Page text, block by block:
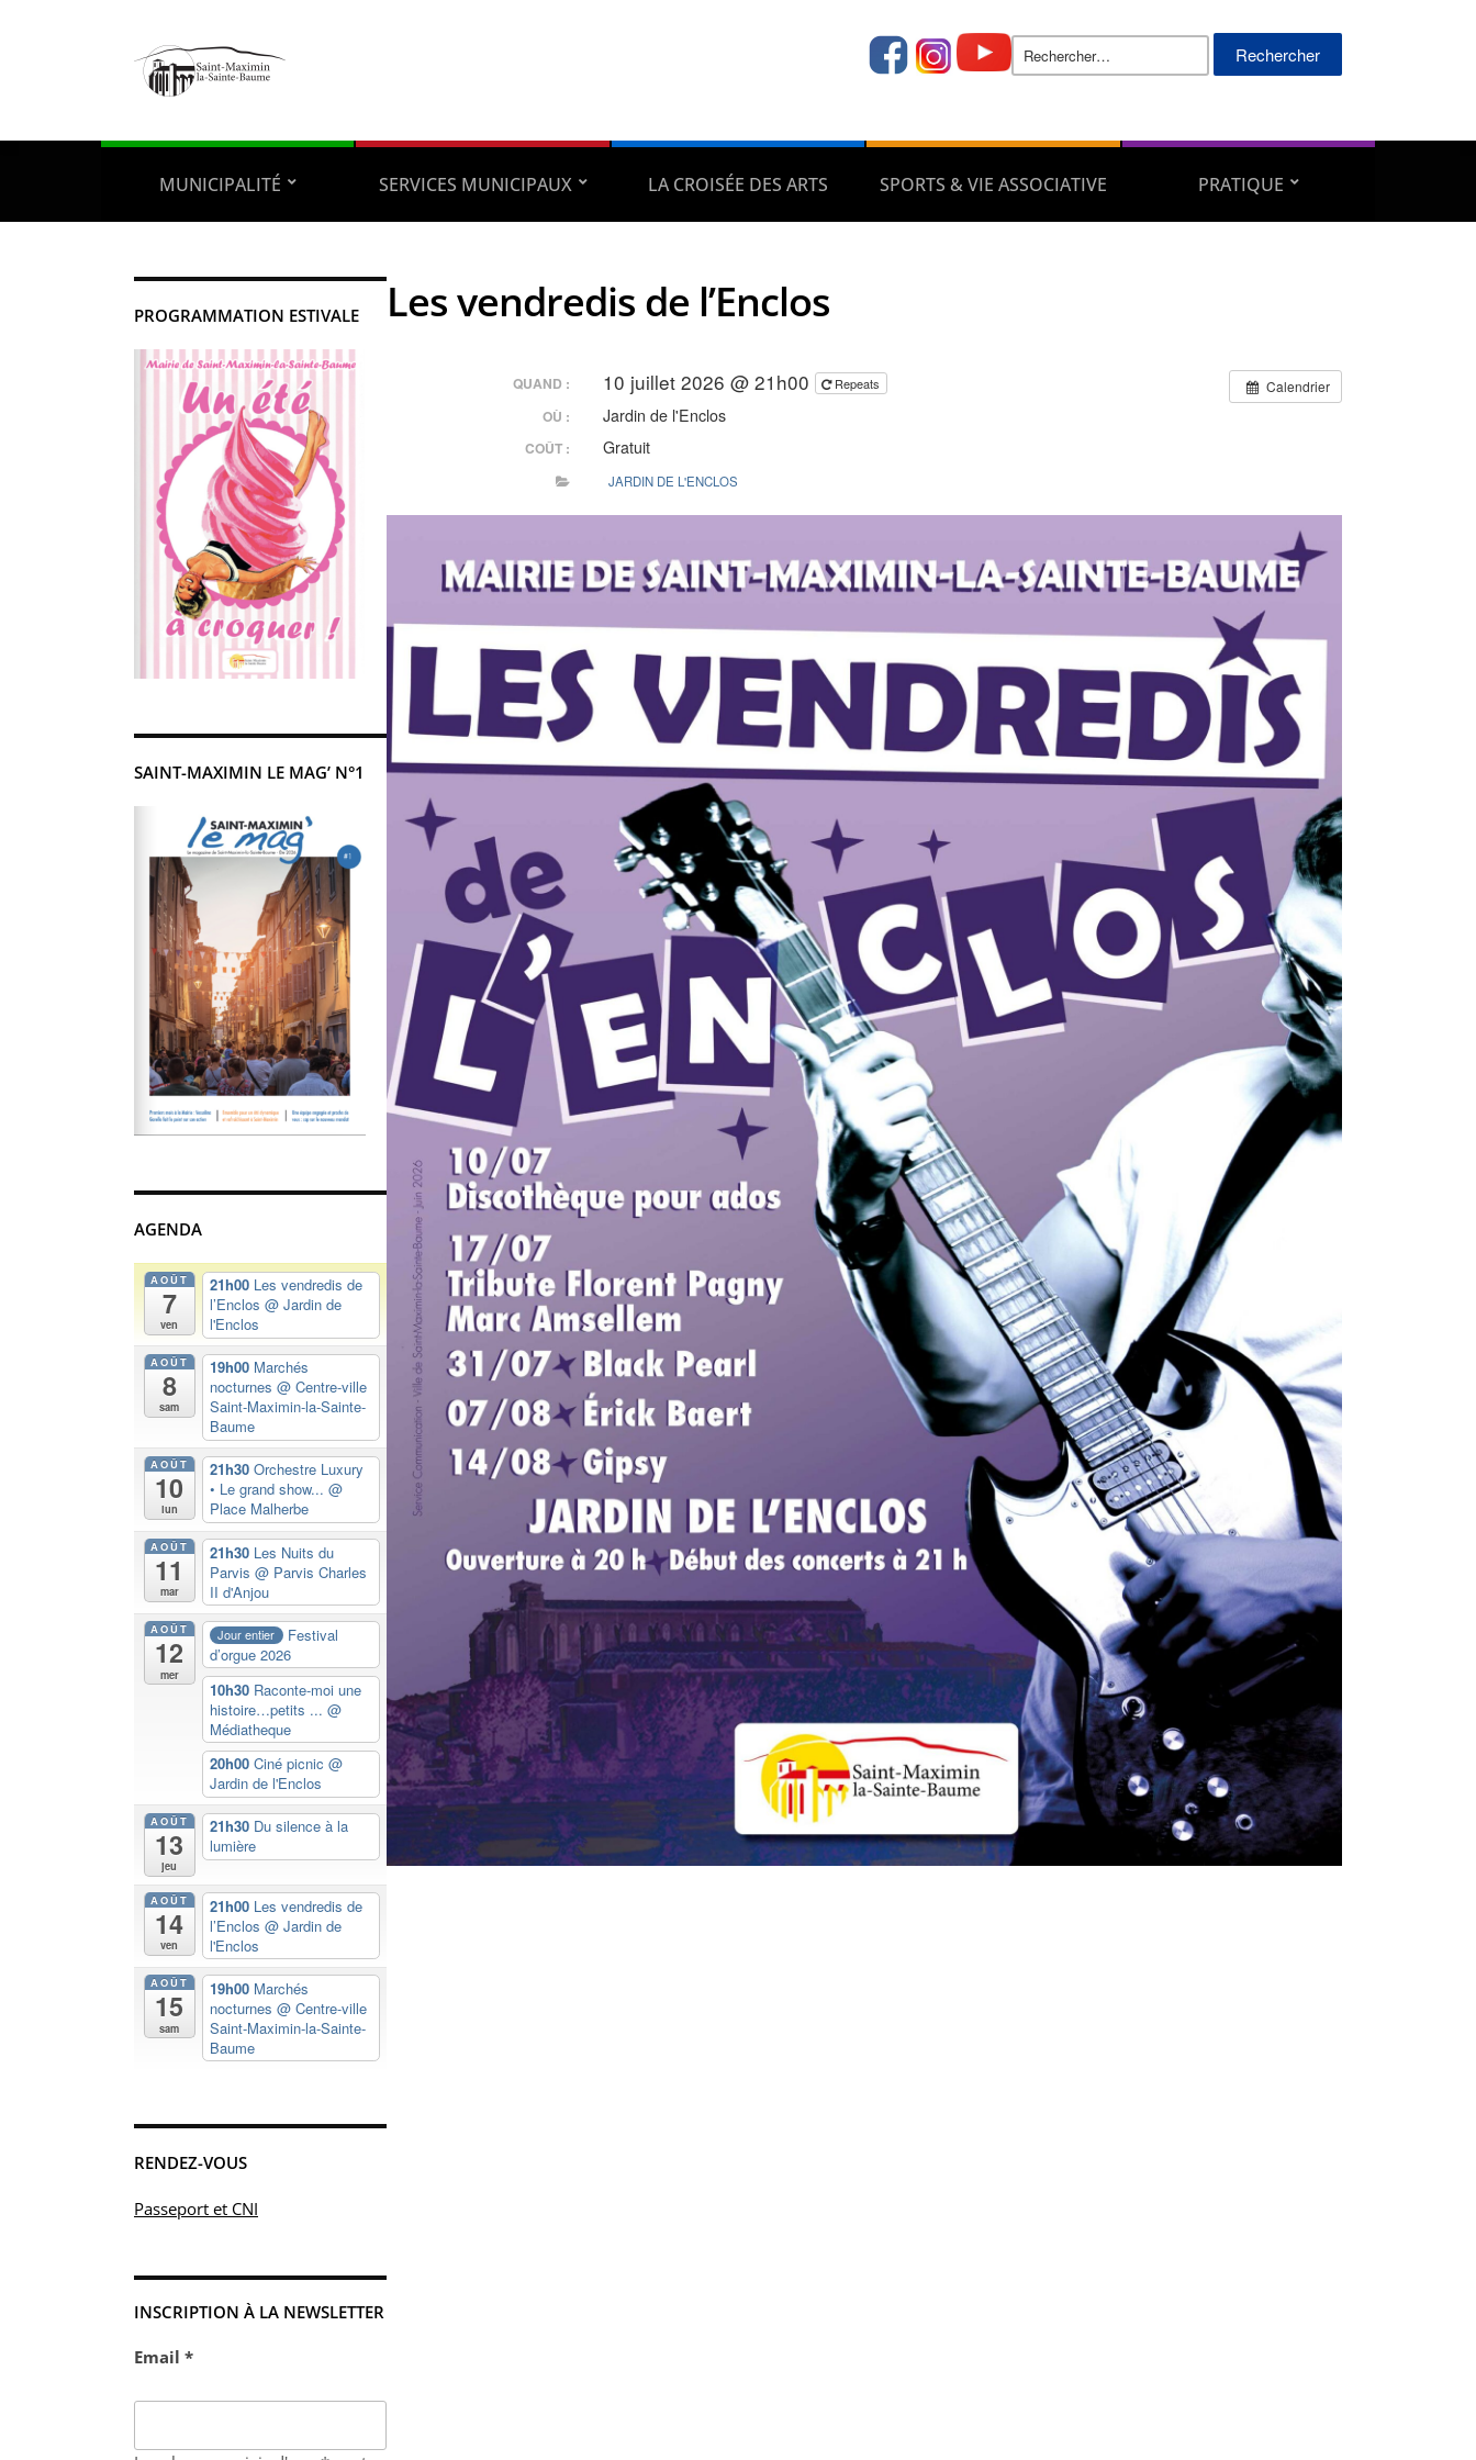
Rechercher :
MUNICIPALITÉ SERVICES MUNICIPAUX LA CROISÉE DES ARTS SPORTS & VIE ASSOCIATIVE PRATIQUE
PROGRAMMATION ESTIVALE
SAINT-MAXIMIN LE MAG’ N°1
AGENDA
AOÛT
7
ven
21h00 Les vendredis de
l’Enclos @ Jardin de
l'Enclos
AOÛT
8
sam
19h00 Marchés
nocturnes @ Centre-ville
Saint-Maximin-la-Sainte-
Baume
AOÛT
10
lun
21h30 Orchestre Luxury
• Le grand show... @
Place Malherbe
AOÛT
11
mar
21h30 Les Nuits du
Parvis @ Parvis Charles
II d'Anjou
AOÛT
12
mer
Jour entier
Festival
d’orgue 2026
10h30 Raconte-moi une
histoire…petits ... @
Médiatheque
20h00 Ciné picnic @
Jardin de l'Enclos
AOÛT
13
jeu
21h30 Du silence à la
lumière
AOÛT
14
ven
21h00 Les vendredis de
l’Enclos @ Jardin de
l'Enclos
AOÛT
15
sam
19h00 Marchés
nocturnes @ Centre-ville
Saint-Maximin-la-Sainte-
Baume
RENDEZ-VOUS
Passeport et CNI
INSCRIPTION À LA NEWSLETTER
Email *
Les vendredis de l’Enclos
Calendrier
QUAND : 10 juillet 2026 @ 21h00 Repeats
OÙ : Jardin de l'Enclos
COÛT : Gratuit
JARDIN DE L'ENCLOS